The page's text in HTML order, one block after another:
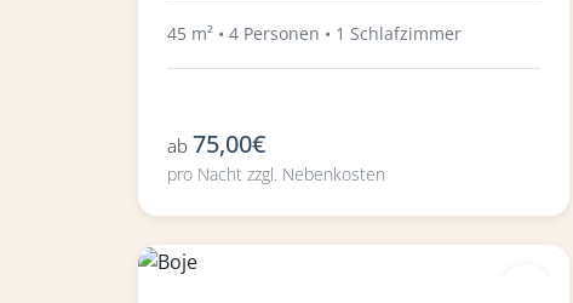
45 m² • 4 Personen • 1 Schlafzimmer
ab 75,00€
pro Nacht zzgl. Nebenkosten